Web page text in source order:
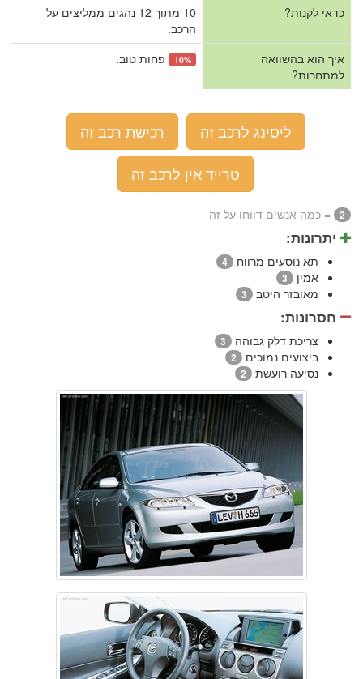
כדאי לקנות?
10 מתוך 12 נהגים ממליצים על
הרכב.
איך הוא בהשוואה
למתחרות?
10% פחות טוב.
ליסינג לרכב זה
רכישת רכב זה
טרייד אין לרכב זה
2 = כמה אנשים דווחו על זה
יתרונות:
תא נוסעים מרווח 4
אמין 3
מאובזר היטב 3
חסרונות:
צריכת דלק גבוהה 3
ביצועים נמוכים 2
נסיעה רועשת 2